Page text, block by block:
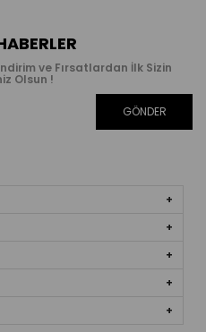
ve Fırsatlardan İlk Sizin
Olsun !
GÖNDER